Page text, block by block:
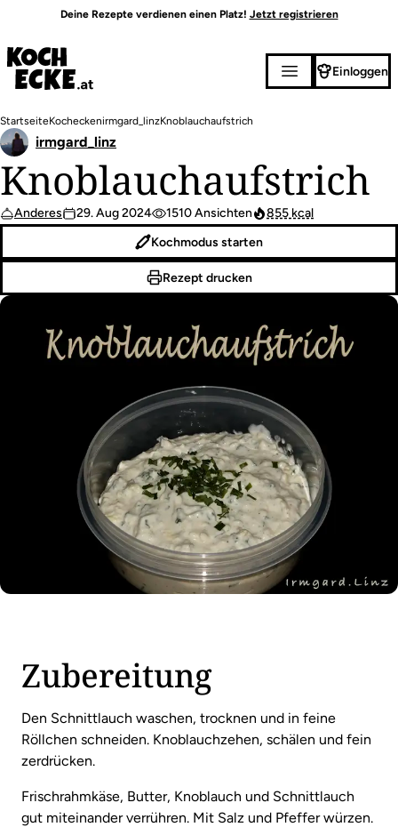
Inhalt
Deine Rezepte verdienen einen Platz! Jetzt registrieren
Einloggen
Pfadnavigation
StartseiteKocheckenirmgard_linzKnoblauchaufstrich
Knoblauchaufstrich
Anderes 29. Aug 2024 1510 Ansichten 855 kcal
irmgard_linz
Kochmodus starten
Rezept drucken
Zubereitung
Den Schnittlauch waschen, trocknen und in feine
Röllchen schneiden. Knoblauchzehen, schälen und fein
zerdrücken.
Frischrahmkäse, Butter, Knoblauch und Schnittlauch
gut miteinander verrühren. Mit Salz und Pfeffer würzen.